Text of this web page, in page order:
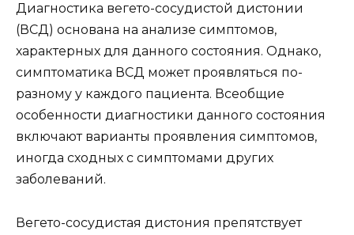
Диагностика вегето-сосудистой дистонии
(ВСД) основана на анализе симптомов,
характерных для данного состояния. Однако,
симптоматика ВСД может проявляться по-
разному у каждого пациента. Всеобщие
особенности диагностики данного состояния
включают варианты проявления симптомов,
иногда сходных с симптомами других
заболеваний.
Вегето-сосудистая дистония препятствует